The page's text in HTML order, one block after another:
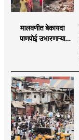
मालवणीत बेकायदा
पाणपोई उभारणाऱ्या